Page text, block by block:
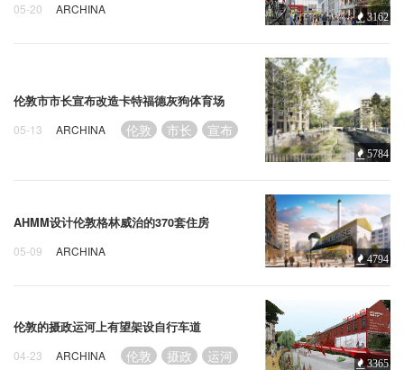
05-20 ARCHINA
3162
伦敦市市长宣布改造卡特福德灰狗体育场
05-13 ARCHINA 伦敦 市长 宣布
5784
AHMM设计伦敦格林威治的370套住房
05-09 ARCHINA
4794
伦敦的摄政运河上有望架设自行车道
04-23 ARCHINA 伦敦 摄政 运河 3365